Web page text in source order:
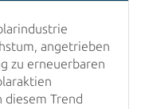
angetrieben
zu erneuerbaren
diesem Trend